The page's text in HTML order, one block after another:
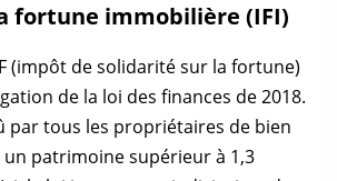
fortune immobilière (IFI)
(impôt de solidarité sur la fortune)
de la loi des finances de 2018.
par tous les propriétaires de bien
patrimoine supérieur à 1,3